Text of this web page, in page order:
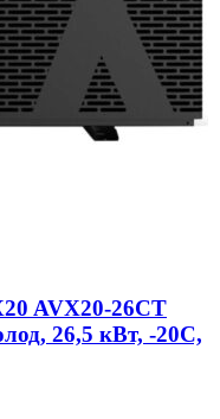
AVX20-26CT
26,5 кВт, -20С,